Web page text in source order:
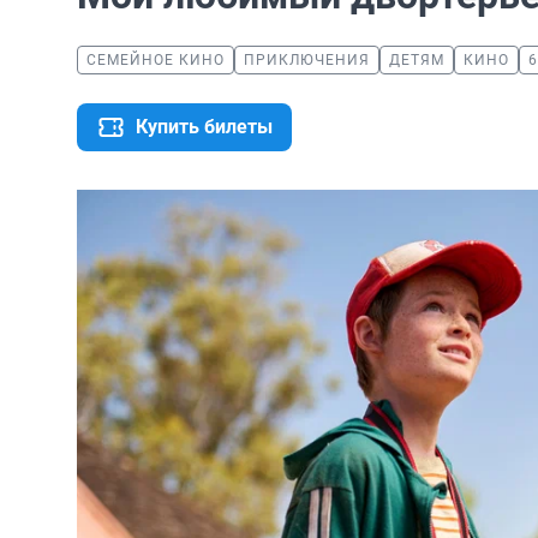
СЕМЕЙНОЕ КИНО ПРИКЛЮЧЕНИЯ ДЕТЯМ КИНО
Купить билеты